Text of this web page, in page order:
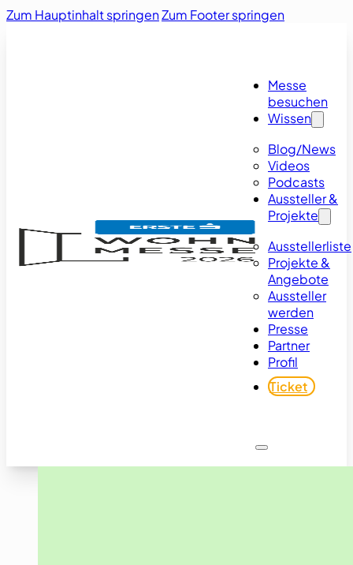
Zum Hauptinhalt springenZum Footer springen
Messe
besuchen
Wissen
Blog/News
Videos
Podcasts
Aussteller &
Projekte
Ausstellerliste
Projekte &
Angebote
Aussteller
werden
Presse
Partner
Profil
Ticket